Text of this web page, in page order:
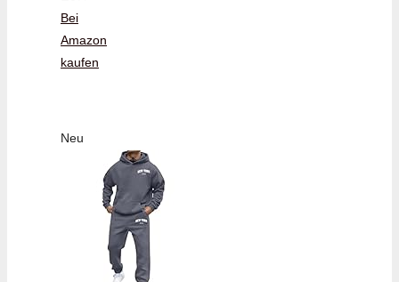
Bei
Amazon
kaufen
Neu